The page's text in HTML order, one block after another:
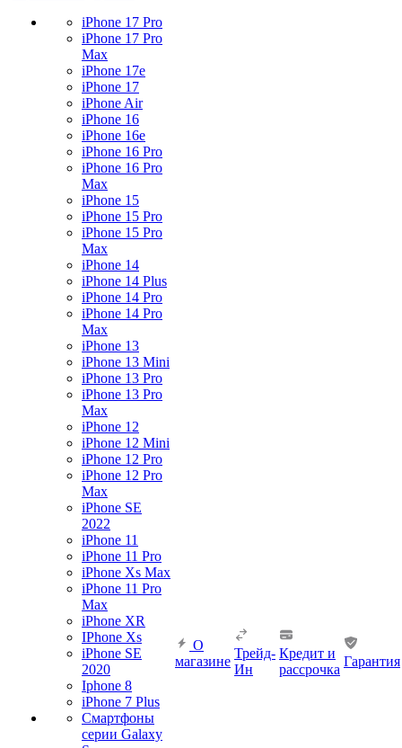
iPhone 17 Pro
iPhone 17 Pro
Max
iPhone 17e
iPhone 17
iPhone Air
iPhone 16
iPhone 16e
iPhone 16 Pro
iPhone 16 Pro
Max
iPhone 15
iPhone 15 Pro
iPhone 15 Pro
Max
iPhone 14
iPhone 14 Plus
iPhone 14 Pro
iPhone 14 Pro
Max
iPhone 13
iPhone 13 Mini
iPhone 13 Pro
iPhone 13 Pro
Max
iPhone 12
iPhone 12 Mini
iPhone 12 Pro
iPhone 12 Pro
Max
iPhone SE
2022
iPhone 11
iPhone 11 Pro
iPhone Xs Max
iPhone 11 Pro
Max
iPhone XR
IPhone Xs
iPhone SE
2020
Iphone 8
iPhone 7 Plus
Смартфоны
серии Galaxy
О
магазине
Трейд-
Ин
Кредит и
рассрочка
Гарантия